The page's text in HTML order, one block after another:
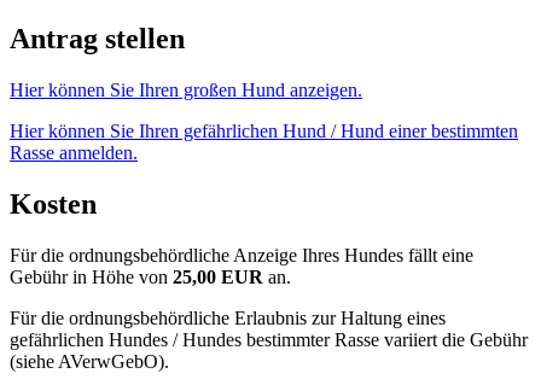
Antrag stellen
Hier können Sie Ihren großen Hund anzeigen.
Hier können Sie Ihren gefährlichen Hund / Hund einer bestimmten
Rasse anmelden.
Kosten
Für die ordnungsbehördliche Anzeige Ihres Hundes fällt eine
Gebühr in Höhe von 25,00 EUR an.
Für die ordnungsbehördliche Erlaubnis zur Haltung eines
gefährlichen Hundes / Hundes bestimmter Rasse variiert die Gebühr
(siehe AVerwGebO).